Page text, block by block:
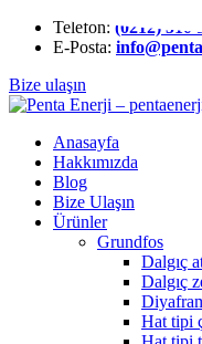
Telefon: (0212) 510
E-Posta:
Bize ulaşın
Anasayfa
Hakkımızda
Blog
Bize Ulaşın
Ürünler
Grundfos
Dalgıç
Dalgıç
Hat tipi